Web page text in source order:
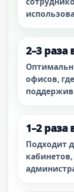
2–3
офисов,
1–2
Подходит